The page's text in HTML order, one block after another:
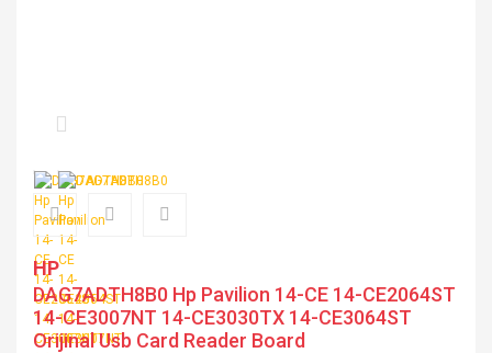
HP
DAG7ADTH8B0 Hp Pavilion 14-CE 14-CE2064ST
14-CE3007NT 14-CE3030TX 14-CE3064ST
Orijinal Usb Card Reader Board